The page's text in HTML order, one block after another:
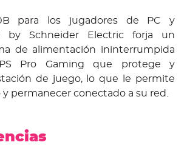
para los jugadores de PC y
by Schneider Electric forja un
de alimentación ininterrumpida
Pro Gaming que protege y
de juego, lo que le permite
permanecer conectado a su red.